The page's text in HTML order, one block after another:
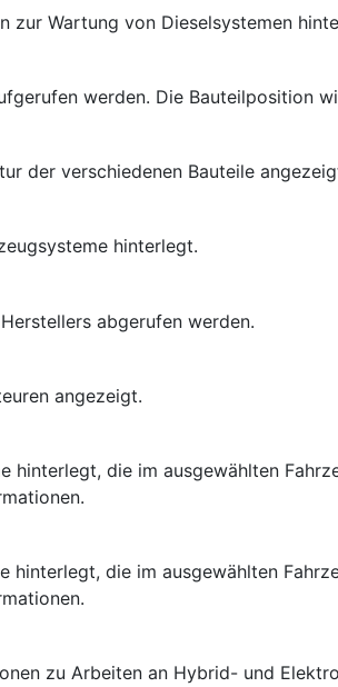
zur Wartung von Dieselsystemen
werden. Die Bauteilposition
der verschiedenen Bauteile
hinterlegt.
abgerufen werden.
angezeigt.
hinterlegt, die im ausgewählten
die im ausgewählten
zu Arbeiten an Hybrid- und